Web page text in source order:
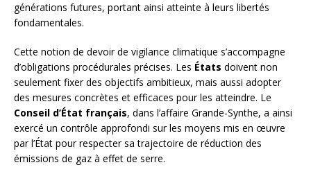
générations futures, portant ainsi atteinte à leurs libertés
fondamentales.
Cette notion de devoir de vigilance climatique s’accompagne
d’obligations procédurales précises. Les États doivent non
seulement fixer des objectifs ambitieux, mais aussi adopter
des mesures concrètes et efficaces pour les atteindre. Le
Conseil d’État français, dans l’affaire Grande-Synthe, a ainsi
exercé un contrôle approfondi sur les moyens mis en œuvre
par l’État pour respecter sa trajectoire de réduction des
émissions de gaz à effet de serre.